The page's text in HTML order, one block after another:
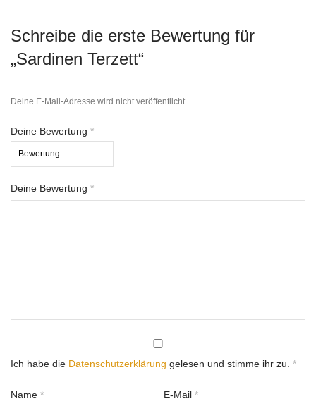
Schreibe die erste Bewertung für
„Sardinen Terzett“
Deine E-Mail-Adresse wird nicht veröffentlicht.
Deine Bewertung *
Deine Bewertung *
Ich habe die Datenschutzerklärung gelesen und stimme ihr zu. *
Name * E-Mail*